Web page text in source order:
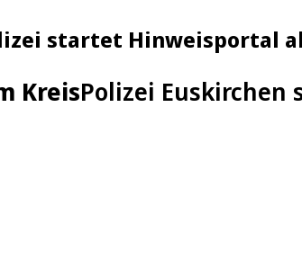
startet Hinweisportal
KreisPolizei